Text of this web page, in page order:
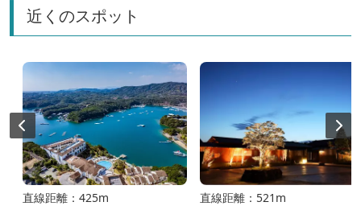
近くのスポット
直線距離：425m 直線距離：521m